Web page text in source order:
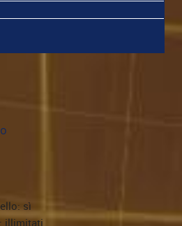
sì
illimitati